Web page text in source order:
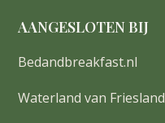
AANGESLOTEN BIJ
Bedandbreakfast.nl
Waterland van Friesland